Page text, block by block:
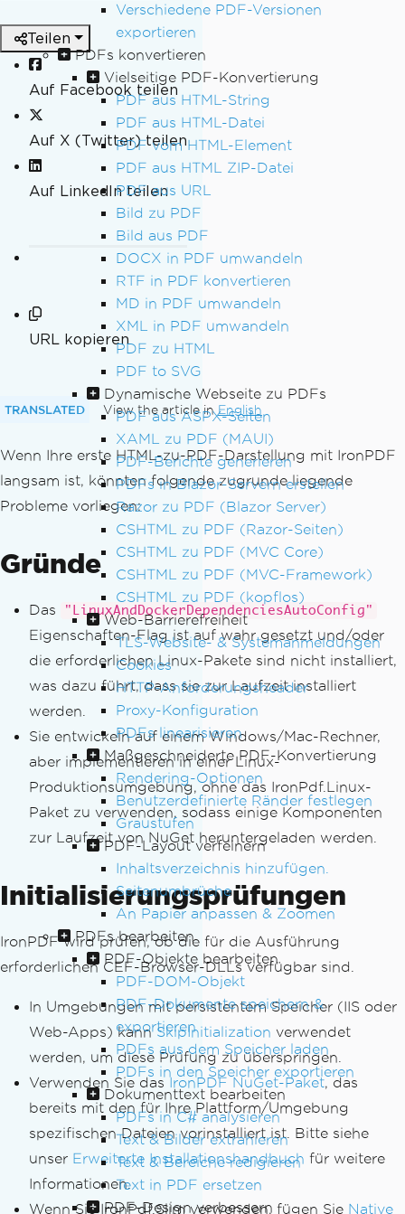
Verschiedene PDF-Versionen
exportieren
PDFs konvertieren
Vielseitige PDF-Konvertierung
PDF aus HTML-String
PDF aus HTML-Datei
PDF vom HTML-Element
PDF aus HTML ZIP-Datei
PDF aus URL
Bild zu PDF
Bild aus PDF
DOCX in PDF umwandeln
RTF in PDF konvertieren
MD in PDF umwandeln
XML in PDF umwandeln
PDF zu HTML
PDF to SVG
Dynamische Webseite zu PDFs
PDF aus ASPX-Seiten
XAML zu PDF (MAUI)
PDF-Berichte generieren
PDFs in Blazor-Servern erstellen
Razor zu PDF (Blazor Server)
CSHTML zu PDF (Razor-Seiten)
CSHTML zu PDF (MVC Core)
CSHTML zu PDF (MVC-Framework)
CSHTML zu PDF (kopflos)
Web-Barrierefreiheit
TLS-Website- & Systemanmeldungen
Cookies
HTTP-Anforderungsheader
Proxy-Konfiguration
PDFs linearisieren
Maßgeschneiderte PDF-Konvertierung
Rendering-Optionen
Benutzerdefinierte Ränder festlegen
Graustufen
PDF-Layout verfeinern
Inhaltsverzeichnis hinzufügen.
Seitenumbrüche
An Papier anpassen & Zoomen
PDFs bearbeiten
PDF-Objekte bearbeiten
PDF-DOM-Objekt
PDF-Dokumente speichern &
exportieren
PDFs aus dem Speicher laden
PDFs in den Speicher exportieren
Dokumenttext bearbeiten
PDFs in C# analysieren
Text & Bilder extrahieren
Text & Bereiche redigieren
Text in PDF ersetzen
PDF-Design verbessern
Teilen
Auf Facebook teilen
Auf X (Twitter) teilen
Auf LinkedIn teilen
URL kopieren
TRANSLATED View the article in English
Wenn Ihre erste HTML-zu-PDF-Darstellung mit IronPDF
langsam ist, könnten folgende zugrunde liegende
Probleme vorliegen:
Gründe
Das "LinuxAndDockerDependenciesAutoConfig"
Eigenschaften-Flag ist auf wahr gesetzt und/oder
die erforderlichen Linux-Pakete sind nicht installiert,
was dazu führt, dass sie zur Laufzeit installiert
werden.
Sie entwickeln auf einem Windows/Mac-Rechner,
aber implementieren in einer Linux-
Produktionsumgebung, ohne das IronPdf.Linux-
Paket zu verwenden, sodass einige Komponenten
zur Laufzeit von NuGet heruntergeladen werden.
Initialisierungsprüfungen
IronPDF wird prüfen, ob die für die Ausführung
erforderlichen CEF-Browser-DLLs verfügbar sind.
In Umgebungen mit persistentem Speicher (IIS oder
Web-Apps) kannSkipInitialization verwendet
werden, um diese Prüfung zu überspringen.
Verwenden Sie das IronPDF NuGet-Paket, das
bereits mit den für Ihre Plattform/Umgebung
spezifischen Dateien vorinstalliert ist. Bitte siehe
unser Erweiterte Installationshandbuch für weitere
Informationen.
Wenn Sie IronPdf.Slim verwenden, fügen Sie Native